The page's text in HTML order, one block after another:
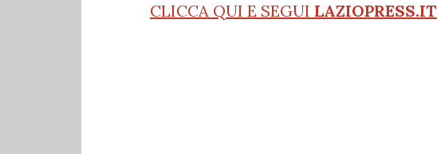
CLICCA QUI E SEGUI LAZIOPRESS.IT